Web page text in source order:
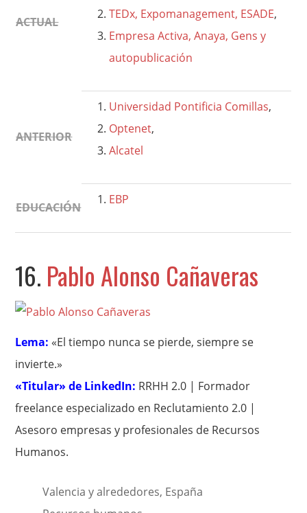
ACTUAL
TEDx, Expomanagement, ESADE,
Empresa Activa, Anaya, Gens y
autopublicación
ANTERIOR
Universidad Pontificia Comillas,
Optenet,
Alcatel
EDUCACIÓN
EBP
16. Pablo Alonso Cañaveras
Lema: «El tiempo nunca se pierde, siempre se
invierte.»
«Titular» de LinkedIn: RRHH 2.0 | Formador
freelance especializado en Reclutamiento 2.0 |
Asesoro empresas y profesionales de Recursos
Humanos.
Valencia y alrededores, España